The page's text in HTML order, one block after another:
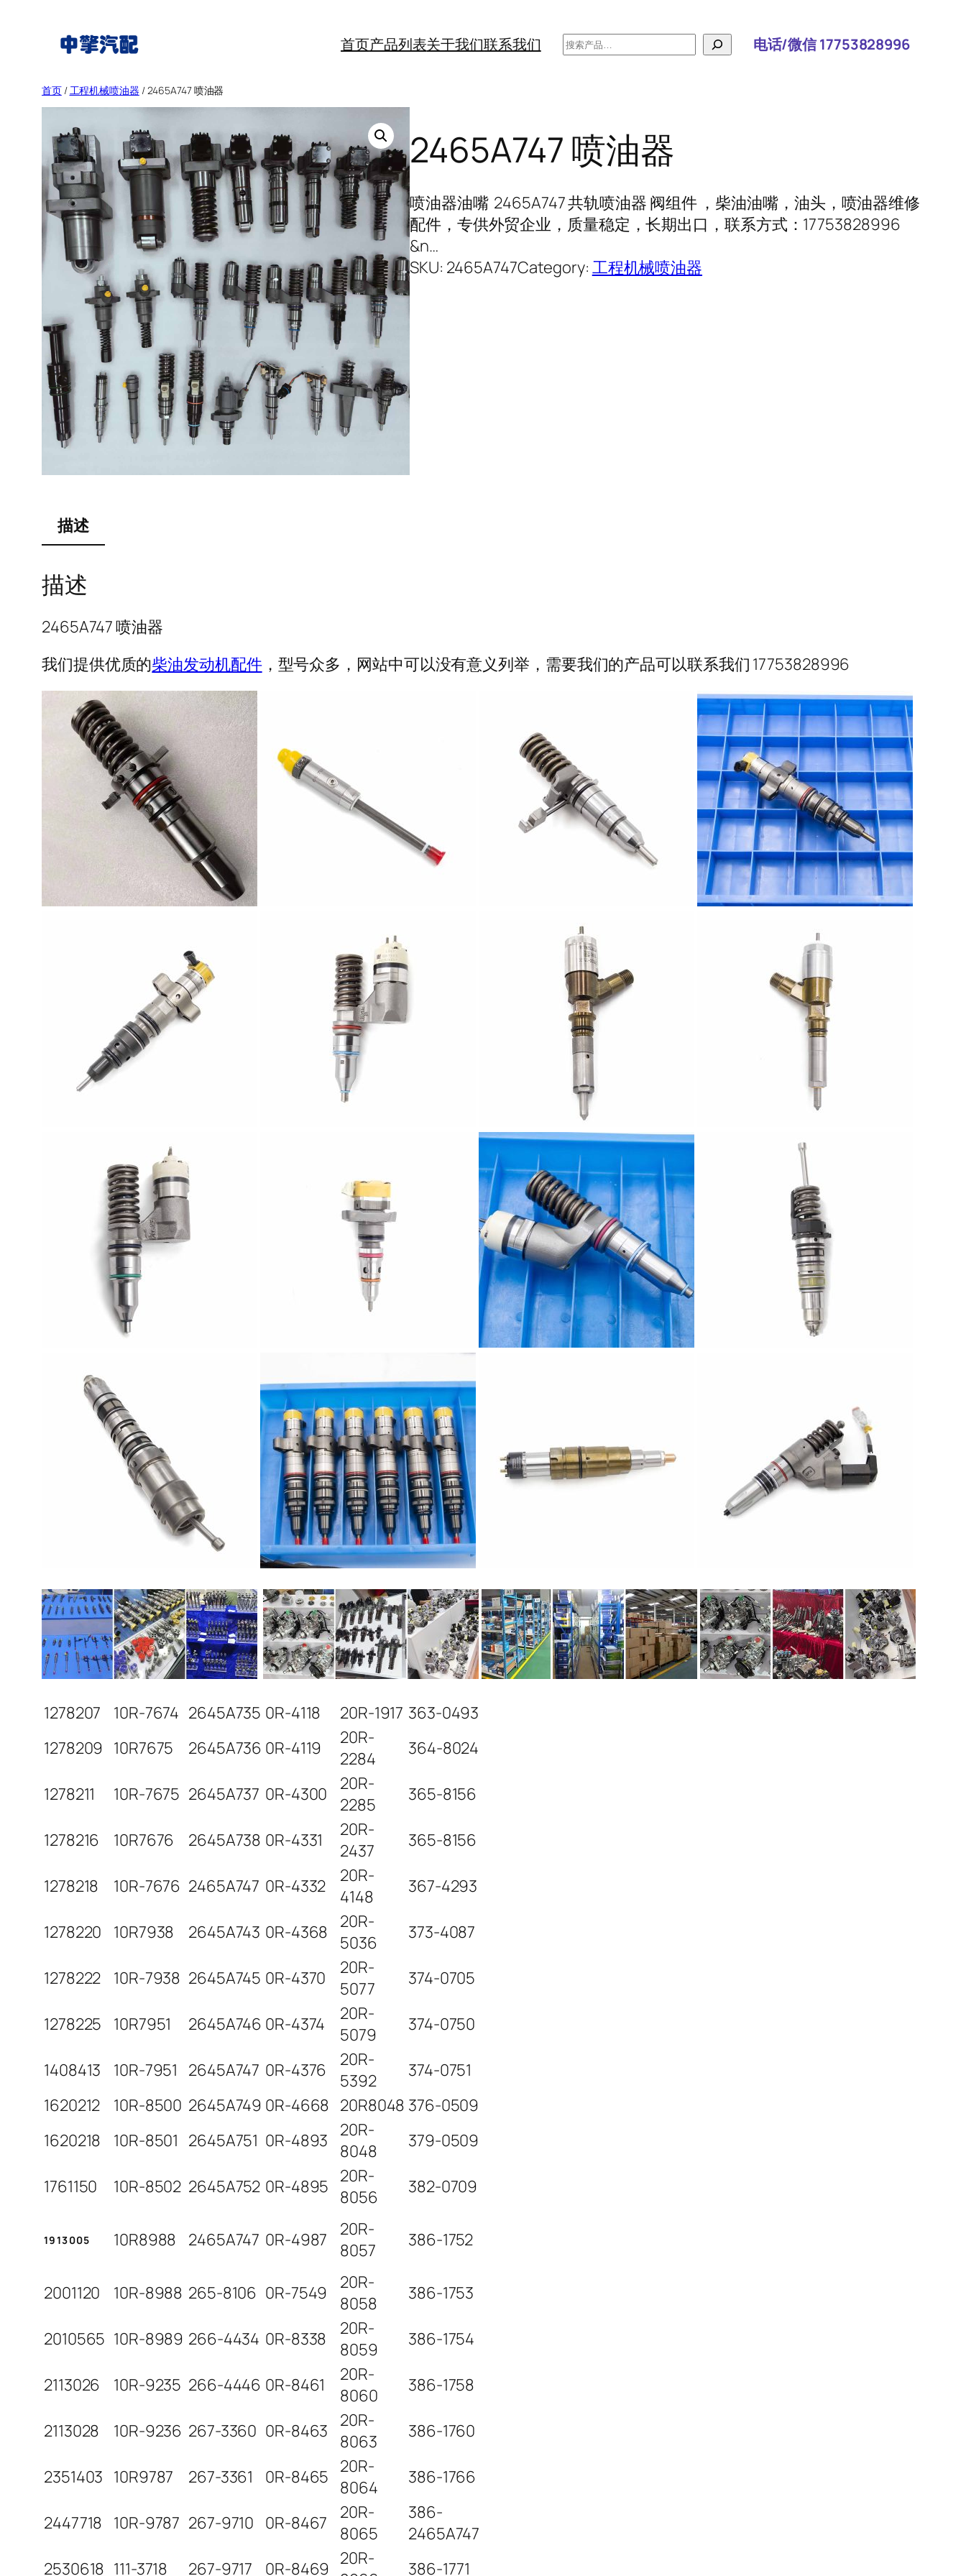
首页产品列表关于我们联系我们
搜
电话/微信 17753828996
首页/工程机械喷油器 / 2465A747 喷油器
2465A747 喷油器
喷油器油嘴 2465A747 共轨喷油器 阀组件 ，柴油油嘴，油头，喷油器维修
配件，专供外贸企业，质量稳定，长期出口，联系方式：17753828996
&n…
SKU: 2465A747Category: 工程机械喷油器
描述
描述
2465A747 喷油器
我们提供优质的柴油发动机配件，型号众多，网站中可以没有意义列举，需要我们的产品可以联系我们 17753828996
1278207 10R-7674 2645A735 0R-4118 20R-1917 363-0493
1278209 10R7675 2645A736 0R-4119
20R-
2284
364-8024
1278211 10R-7675 2645A737 0R-4300
20R-
2285
365-8156
1278216 10R7676 2645A738 0R-4331
20R-
2437
365-8156
1278218 10R-7676 2465A747 0R-4332
20R-
4148
367-4293
1278220 10R7938 2645A743 0R-4368
20R-
5036
373-4087
1278222 10R-7938 2645A745 0R-4370
20R-
5077
374-0705
1278225 10R7951 2645A746 0R-4374
20R-
5079
374-0750
1408413 10R-7951 2645A747 0R-4376
20R-
5392
374-0751
1620212
10R-8500 2645A749 0R-4668 20R8048 376-0509
1620218
10R-8501 2645A751 0R-4893
20R-
8048
379-0509
1761150 10R-8502 2645A752 0R-4895 20R-
8056
382-0709
1913005 10R8988 2465A747 0R-4987
20R-
8057
386-1752
2001120 10R-8988 265-8106 0R-7549
20R-
8058
386-1753
2010565 10R-8989 266-4434 0R-8338
20R-
8059
386-1754
2113026 10R-9235 266-4446 0R-8461
20R-
8060
386-1758
2113028 10R-9236 267-3360 0R-8463
20R-
8063
386-1760
2351403 10R9787 267-3361 0R-8465 20R-
8064
386-1766
2447718 10R-9787 267-9710 0R-8467
20R-
8065
386-
2465A747
2530618 111-3718 267-9717 0R-8469 20R-
386-1771